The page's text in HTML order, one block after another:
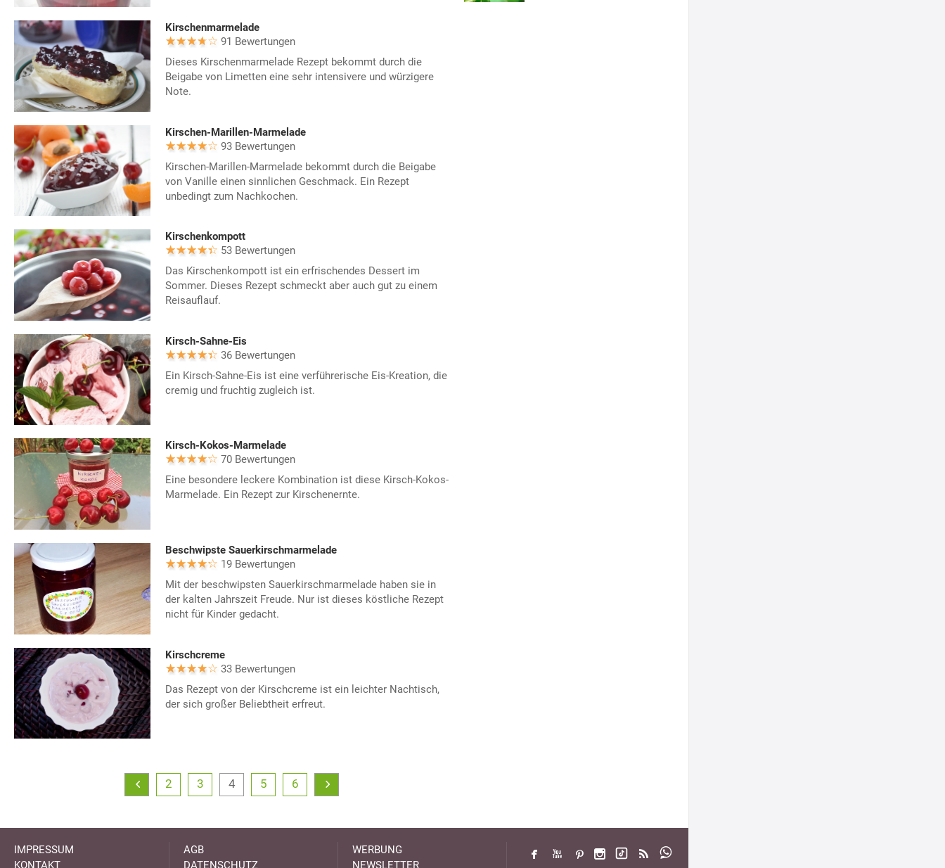
Kirschenmarmelade
91 Bewertungen
Dieses Kirschenmarmelade Rezept bekommt durch die
Beigabe von Limetten eine sehr intensivere und würzigere
Note.
Kirschen-Marillen-Marmelade
93 Bewertungen
Kirschen-Marillen-Marmelade bekommt durch die Beigabe
von Vanille einen sinnlichen Geschmack. Ein Rezept
unbedingt zum Nachkochen.
Kirschenkompott
53 Bewertungen
Das Kirschenkompott ist ein erfrischendes Dessert im
Sommer. Dieses Rezept schmeckt aber auch gut zu einem
Reisauflauf.
Kirsch-Sahne-Eis
36 Bewertungen
Ein Kirsch-Sahne-Eis ist eine verführerische Eis-Kreation, die
cremig und fruchtig zugleich ist.
Kirsch-Kokos-Marmelade
70 Bewertungen
Eine besondere leckere Kombination ist diese Kirsch-Kokos-
Marmelade. Ein Rezept zur Kirschenernte.
Beschwipste Sauerkirschmarmelade
19 Bewertungen
Mit der beschwipsten Sauerkirschmarmelade haben sie in
der kalten Jahrszeit Freude. Nur ist dieses köstliche Rezept
nicht für Kinder gedacht.
Kirschcreme
33 Bewertungen
Das Rezept von der Kirschcreme ist ein leichter Nachtisch,
der sich großer Beliebtheit erfreut.
2 3 4 5 6
IMPRESSUM
KONTAKT
AGB
DATENSCHUTZ
WERBUNG
NEWSLETTER